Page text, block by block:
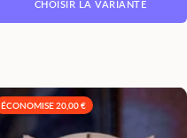
CHOISIR LA VARIANTE
ÉCONOMISE 20,00 €